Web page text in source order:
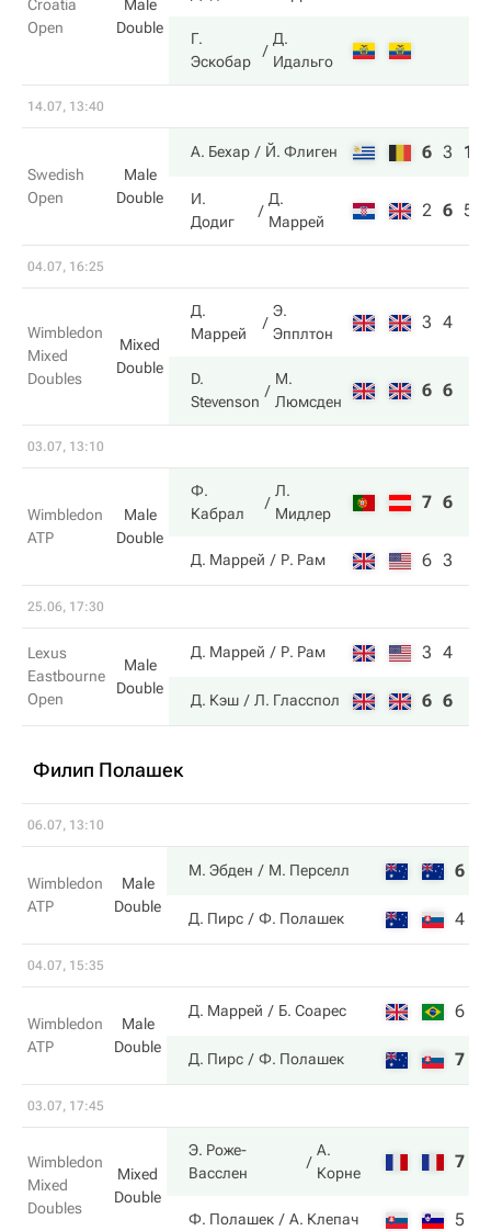
Croatia
Open
Male
Double
Г.
Эскобар
Д.
Идальго
14.07, 13:40
Swedish
Open
Male
Double
А. Бехар Й. Флиген 6 3 10
И.
Додиг
Д.
Маррей
2 6 5
04.07, 16:25
Wimbledon
Mixed
Doubles
Mixed
Double
Д.
Маррей
Э.
Эпплтон
3 4
D.
Stevenson
М.
Люмсден
6 6
03.07, 13:10
Wimbledon
ATP
Male
Double
Ф.
Кабрал
Л.
Мидлер
7 6
Д. Маррей Р. Рам 6 3
25.06, 17:30
Lexus
Eastbourne
Open
Male
Double
Д. Маррей Р. Рам 3 4
Д. Кэш Л. Гласспол 6 6
Филип Полашек
06.07, 13:10
Wimbledon
ATP
Male
Double
М. Эбден М. Перселл 6
Д. Пирс Ф. Полашек 4
04.07, 15:35
Wimbledon
ATP
Male
Double
Д. Маррей Б. Соарес 6
Д. Пирс Ф. Полашек 7
03.07, 17:45
Wimbledon
Mixed
Doubles
Mixed
Double
Э. Роже-
Васслен
А.
Корне
7
Ф. Полашек А. Клепач 5